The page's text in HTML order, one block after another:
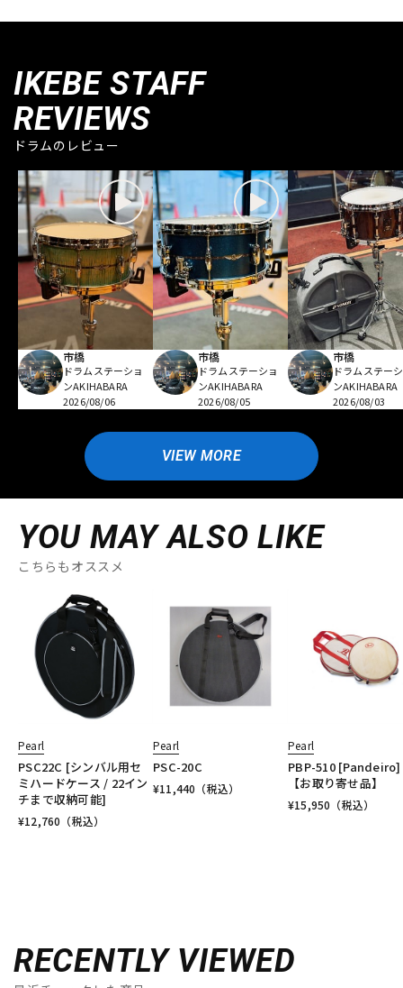
IKEBE STAFF
REVIEWS
ドラムのレビュー
市橋
ドラムステーショ
ンAKIHABARA
2026/08/06
市橋
ドラムステーショ
ンAKIHABARA
2026/08/05
市橋
ドラムステー
ンAKIHABARA
2026/08/03
VIEW MORE
YOU MAY ALSO LIKE
こちらもオススメ
Pearl
PSC22C [シンバル用セ
ミハードケース / 22イン
チまで収納可能]
¥12,760 （税込）
Pearl
PSC-20C
¥11,440 （税込）
Pearl
PBP-510 [Pandeiro]
【お取り寄せ品】
¥15,950 （税込）
RECENTLY VIEWED